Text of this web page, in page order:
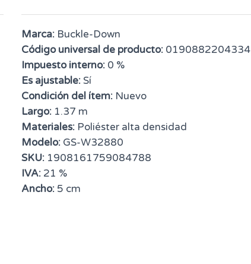
Marca: Buckle-Down
Código universal de producto: 0190882204334
Impuesto interno: 0 %
Es ajustable:Sí
Condición del ítem: Nuevo
Largo: 1.37 m
Materiales: Poliéster alta densidad
Modelo: GS-W32880
SKU: 1908161759084788
IVA: 21 %
Ancho: 5 cm